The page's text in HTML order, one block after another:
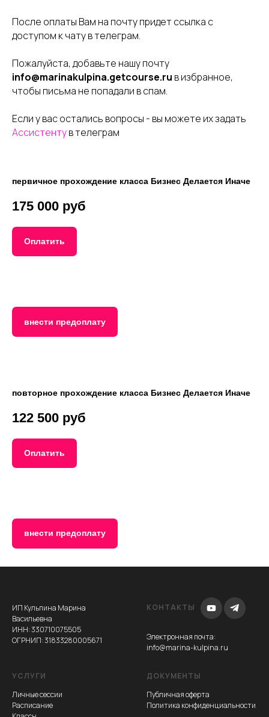
После оплаты Вам на почту придет ссылка с
доступом к чату в телеграм.
Пожалуйста, добавьте нашу почту
info@marinakulpina.getcourse.ru в избранное,
чтобы письма не попадали в спам.
Если у вас остались вопросы - вы можете их задать
Ассистентув телеграм
первичное прохождение класса Бизнес Делается Иначе
175 000 руб
Оплатить
внести предоплату
повторное прохождение класса Бизнес Делается Иначе
122 500 руб
Оплатить
внести предоплату
ИП Кульпина Марина
Васильевна
ИНН: 330710075505
ОГРНИП: 31833280005671
КОНТАКТЫ
Электронная почта:
info@marina-kulpina.ru
УСЛУГИ
Личные сессии
Расписание
ДОКУМЕНТЫ
Публичная оферта
Политика конфиденциальности